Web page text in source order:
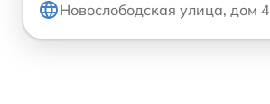
Новослободская улица, дом 4